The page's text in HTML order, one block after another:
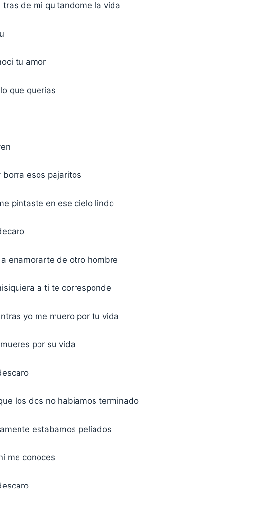
tras de mi quitandome la vida
tu amor
que querias
borra esos pajaritos
pintaste en ese cielo lindo
enamorarte de otro hombre
a ti te corresponde
yo me muero por tu vida
por su vida
los dos no habiamos terminado
estabamos peliados
me conoces